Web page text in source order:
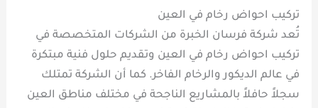
تركيب احواض رخام في العين
تُعد شركة فرسان الخبرة من الشركات المتخصصة في
تركيب احواض رخام في العين وتقديم حلول فنية مبتكرة
في عالم الديكور والرخام الفاخر. كما أن الشركة تمتلك
سجلاً حافلاً بالمشاريع الناجحة في مختلف مناطق العين